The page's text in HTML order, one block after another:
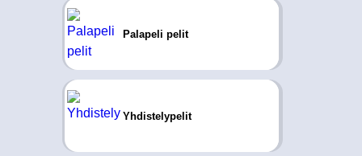
Palapeli pelit
Yhdistelypelit